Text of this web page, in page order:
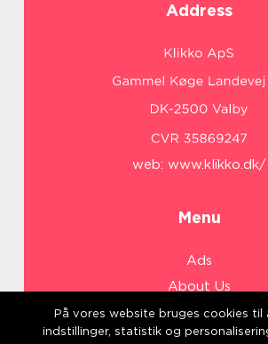
Address
web: www.klikko.dk/
Menu
Ads
About Us
Cookies
Contact
På vores website bruges cookies til
indstillinger, statistik og